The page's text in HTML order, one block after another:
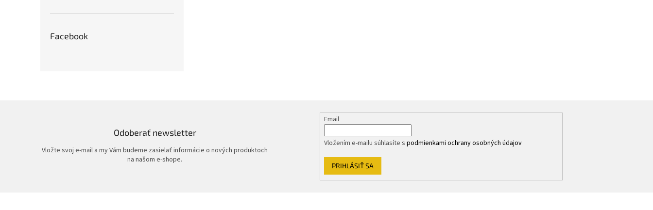
Facebook
Odoberať newsletter
Vložte svoj e-mail a my Vám budeme zasielať informácie o nových produktoch
na našom e-shope.
Email
Vložením e-mailu súhlasíte spodmienkami ochrany osobných údajov
PRIHLÁSIŤ SA